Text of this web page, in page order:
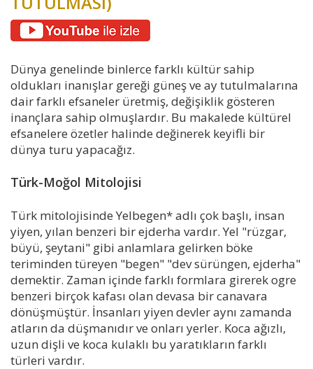
Dünya genelinde binlerce farklı kültür sahip
oldukları inanışlar gereği güneş ve ay tutulmalarına
dair farklı efsaneler üretmiş, değişiklik gösteren
inançlara sahip olmuşlardır. Bu makalede kültürel
efsanelere özetler halinde değinerek keyifli bir
dünya turu yapacağız.
Türk-Moğol Mitolojisi
Türk mitolojisinde Yelbegen* adlı çok başlı, insan
yiyen, yılan benzeri bir ejderha vardır. Yel "rüzgar,
büyü, şeytani" gibi anlamlara gelirken böke
teriminden türeyen "begen" "dev sürüngen, ejderha"
demektir. Zaman içinde farklı formlara girerek ogre
benzeri birçok kafası olan devasa bir canavara
dönüşmüştür. İnsanları yiyen devler aynı zamanda
atların da düşmanıdır ve onları yerler. Koca ağızlı,
uzun dişli ve koca kulaklı bu yaratıkların farklı
türleri vardır.